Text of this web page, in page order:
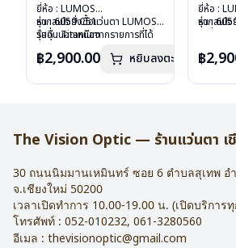
ยี่ห้อ : LUMOS
รุ่น : 6059 C51
วัสดุ : Titanium
บานพับ : ไม่มีสปริง
อุปกรณ์ : กล่องแว่น , ผ้าเช็ดแว่น
หากสนใจสั่งชื้อแว่นตา LUMOS
รุ่นอื่นนอกเหนือจากรายการที่ได้
฿2,900.00 หยิบลงตะกร้า
ยี่ห้อ :
รุ่น :
บานพับ :
อุปกรณ์ :
หากสนใ
฿
The Vision Optic — ร้านแว่นตา เ
30 ถนนนิมมานเหมินทร์ ซอย 6 ตำบลสุเทพ อ
จ.เชียงใหม่ 50200
เวลาเปิดทำการ 10.00-19.00 น. (เปิดบริการ
โทรศัพท์ : 052-010232, 061-3280560
อีเมล : thevisionoptic@gmail.com